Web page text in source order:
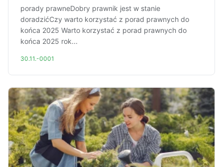
porady prawneDobry prawnik jest w stanie
doradzićCzy warto korzystać z porad prawnych do
końca 2025 Warto korzystać z porad prawnych do
końca 2025 rok...
30.11.-0001